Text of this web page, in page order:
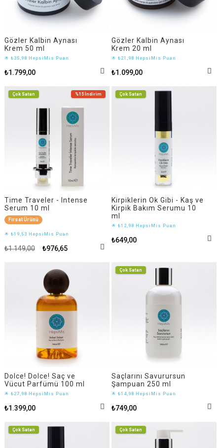
Gözler Kalbin Aynası
Krem 50 ml
🌟 ₺35,98 HepsiMis Puan
₺1.799,00
Gözler Kalbin Aynası
Krem 20 ml
🌟 ₺21,98 HepsiMis Puan
₺1.099,00
Time Traveler - Intense
Serum 10 ml
Fırsat Ürünü
🌟 ₺19,53 HepsiMis Puan
₺976,65
₺1.149,00
%15 İndirim
Çok Satan
Kirpiklerin Ok Gibi - Kaş ve
Kirpik Bakım Serumu 10
ml
🌟 ₺12,98 HepsiMis Puan
₺649,00
Çok Satan
Dolce! Dolce! Saç ve
Vücut Parfümü 100 ml
🌟 ₺27,98 HepsiMis Puan
₺1.399,00
Saçlarını Savurursun
Şampuan 250 ml
🌟 ₺14,98 HepsiMis Puan
₺749,00
Çok Satan
Çok Satan Çok Satan